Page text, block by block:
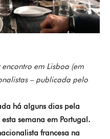
em Lisboa (em
– publicada pelo
há alguns dias pela
semana em Portugal.
francesa na